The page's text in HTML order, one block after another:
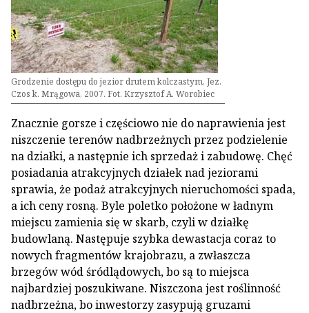
Grodzenie dostępu do jezior drutem kolczastym, Jez.
Czos k. Mrągowa, 2007. Fot. Krzysztof A. Worobiec
Znacznie gorsze i częściowo nie do naprawienia jest
niszczenie terenów nadbrzeżnych przez podzielenie
na działki, a następnie ich sprzedaż i zabudowę. Chęć
posiadania atrakcyjnych działek nad jeziorami
sprawia, że podaż atrakcyjnych nieruchomości spada,
a ich ceny rosną. Byle poletko położone w ładnym
miejscu zamienia się w skarb, czyli w działkę
budowlaną. Następuje szybka dewastacja coraz to
nowych fragmentów krajobrazu, a zwłaszcza
brzegów wód śródlądowych, bo są to miejsca
najbardziej poszukiwane. Niszczona jest roślinność
nadbrzeżna, bo inwestorzy zasypują gruzami